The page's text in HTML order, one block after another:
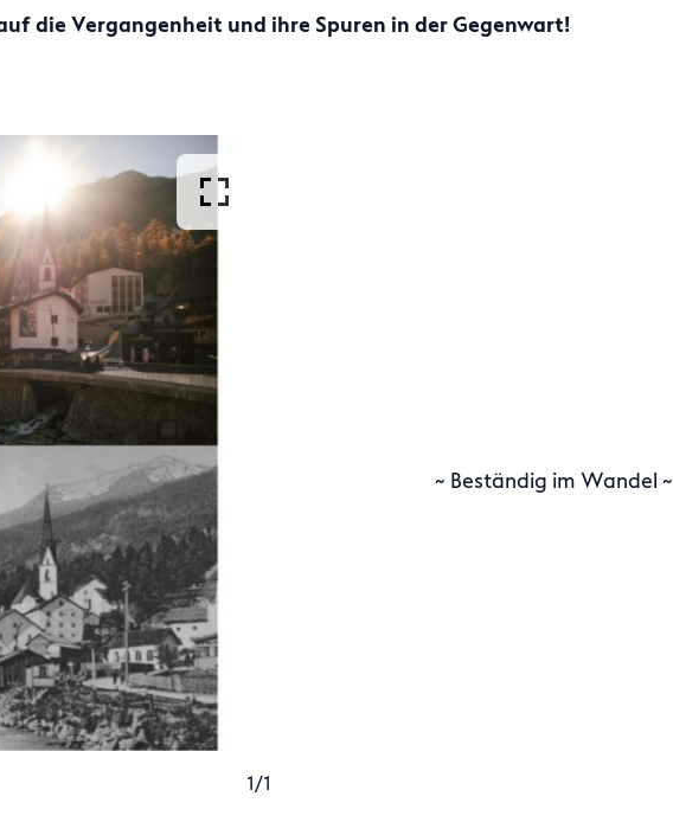
die Vergangenheit und ihre Spuren in der Gegenwart!
1/1
~ Beständig im Wandel ~